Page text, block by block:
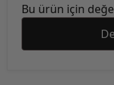
Bu ürün için